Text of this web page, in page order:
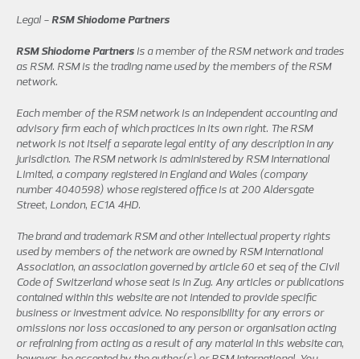
Legal -RSM Shiodome Partners
RSM Shiodome Partners is a member of the RSM network and trades
as RSM. RSM is the trading name used by the members of the RSM
network.
Each member of the RSM network is an independent accounting and
advisory firm each of which practices in its own right. The RSM
network is not itself a separate legal entity of any description in any
jurisdiction. The RSM network is administered by RSM International
Limited, a company registered in England and Wales (company
number 4040598) whose registered office is at 200 Aldersgate
Street, London, EC1A 4HD.
The brand and trademark RSM and other intellectual property rights
used by members of the network are owned by RSM International
Association, an association governed by article 60 et seq of the Civil
Code of Switzerland whose seat is in Zug. Any articles or publications
contained within this website are not intended to provide specific
business or investment advice. No responsibility for any errors or
omissions nor loss occasioned to any person or organisation acting
or refraining from acting as a result of any material in this website can,